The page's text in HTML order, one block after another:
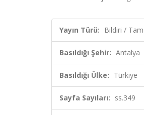
Yayın Türü: Bildiri /
Basıldığı Şehir: Antalya
Basıldığı Ülke: Türkiye
Sayfa Sayıları: ss.349